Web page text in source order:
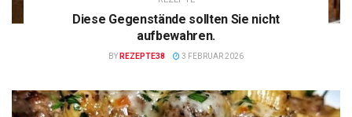
Diese Gegenstände sollten Sie nicht
aufbewahren.
BY REZEPTE38 3 FEBRUAR 2026